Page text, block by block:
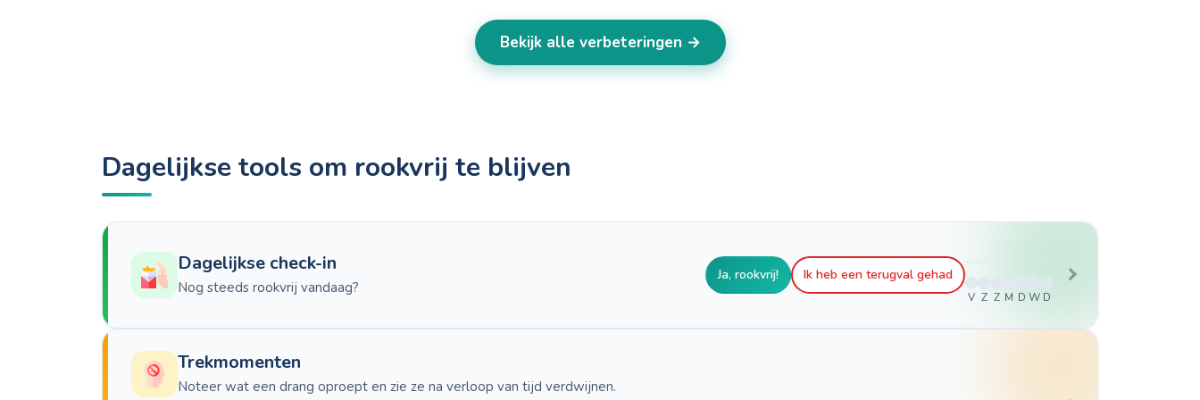
Bekijk alle verbeteringen →
Dagelijkse tools om rookvrij te blijven
Dagelijkse check-in
Nog steeds rookvrij vandaag?
Ja, rookvrij! Ik heb een terugval gehad
V Z Z M D W D
Trekmomenten
Noteer wat een drang oproept en zie ze na verloop van tijd verdwijnen.